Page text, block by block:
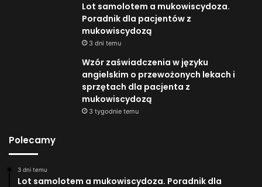
Lot samolotem a mukowiscydoza.
Poradnik dla pacjentów z
mukowiscydozą
3 dni temu
Wzór zaświadczenia w języku
angielskim o przewożonych lekach i
sprzętach dla pacjenta z
mukowiscydozą
3 tygodnie temu
Polecamy
3 dni temu
Lot samolotem a mukowiscydoza. Poradnik dla